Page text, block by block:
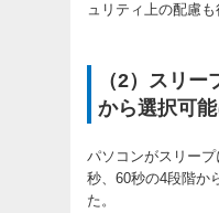
ュリティ上の配慮も
（2）スリ
から選択可能
パソコンがスリー
秒、60秒の4段階か
た。